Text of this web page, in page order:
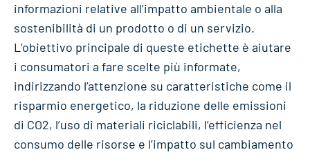
informazioni relative all’impatto ambientale o alla
sostenibilità di un prodotto o di un servizio.
L’obiettivo principale di queste etichette è aiutare
i consumatori a fare scelte più informate,
indirizzando l’attenzione su caratteristiche come il
risparmio energetico, la riduzione delle emissioni
di CO2, l’uso di materiali riciclabili, l’efficienza nel
consumo delle risorse e l’impatto sul cambiamento